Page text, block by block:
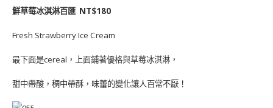
鮮草莓冰淇淋百匯 NT$180
Fresh Strawberry Ice Cream
最下面是cereal，上面鋪著優格與草莓冰淇淋，
甜中帶酸，稠中帶酥，味蕾的變化讓人百常不厭！